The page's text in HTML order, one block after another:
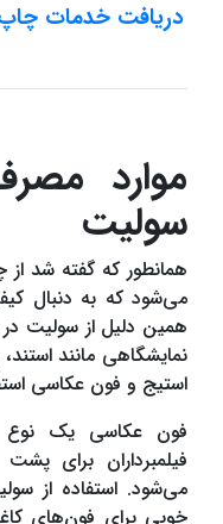
دریافت خدمات چاپ
موارد
سولیت
همانطور که گفته شد
می‌شود که به دنبال
همین دلیل از سولیت در
نمایشگاهی مانند
استیج و فون عکاسی
فون عکاسی یک نوع
فیلمبرداران برای
می‌شود. استفاده از
خوبی برای فون‌های